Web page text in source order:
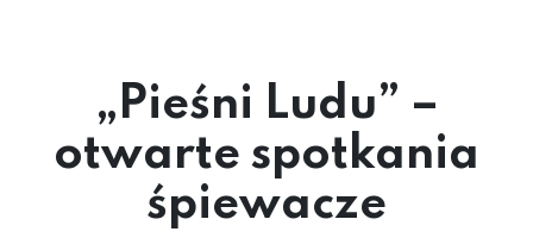
„Pieśni Ludu” –
otwarte spotkania
śpiewacze